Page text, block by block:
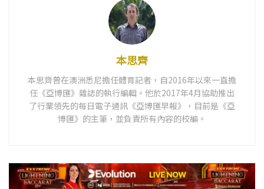
本思齊
本思齊曾在澳洲悉尼擔任體育記者，自2016年以來一直擔
任《亞博匯》雜誌的執行編輯。他於2017年4月協助推出
了行業領先的每日電子通訊《亞博匯早報》，目前是《亞
博匯》的主筆，並負責所有內容的校編。